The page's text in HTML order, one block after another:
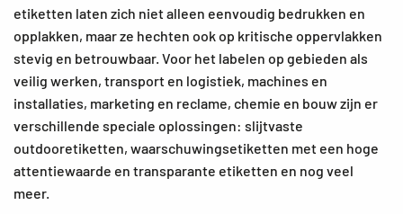
etiketten laten zich niet alleen eenvoudig bedrukken en
opplakken, maar ze hechten ook op kritische oppervlakken
stevig en betrouwbaar. Voor het labelen op gebieden als
veilig werken, transport en logistiek, machines en
installaties, marketing en reclame, chemie en bouw zijn er
verschillende speciale oplossingen: slijtvaste
outdooretiketten, waarschuwingsetiketten met een hoge
attentiewaarde en transparante etiketten en nog veel
meer.